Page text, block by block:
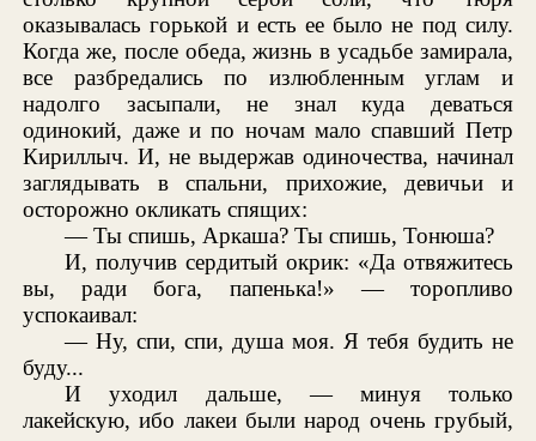
оказывалась горькой и есть ее было не под силу.
Когда же, после обеда, жизнь в усадьбе замирала,
все разбредались по излюбленным углам и
надолго засыпали, не знал куда деваться
одинокий, даже и по ночам мало спавший Петр
Кириллыч. И, не выдержав одиночества, начинал
заглядывать в спальни, прихожие, девичьи и
осторожно окликать спящих:
— Ты спишь, Аркаша? Ты спишь, Тонюша?
И, получив сердитый окрик: «Да отвяжитесь
вы, ради бога, папенька!» — торопливо
успокаивал:
— Ну, спи, спи, душа моя. Я тебя будить не
буду...
И уходил дальше, — минуя только
лакейскую, ибо лакеи были народ очень грубый,